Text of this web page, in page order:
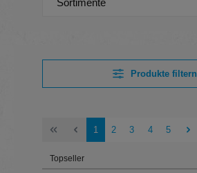
Sortimente
Produkte filtern
Seite
1 Seite
2 Seite
3 Seite
4 Seite
5